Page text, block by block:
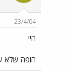
23/4/04
היי
הופה שלא